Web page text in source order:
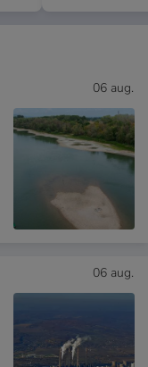
06 aug.
06 aug.